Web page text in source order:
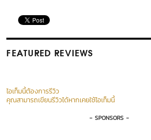
FEATURED REVIEWS
ไอเท็มนี้ต้องการรีวิว
คุณสามารถเขียนรีวิวได้หากเคยใช้ไอเท็มนี้
- SPONSORS -